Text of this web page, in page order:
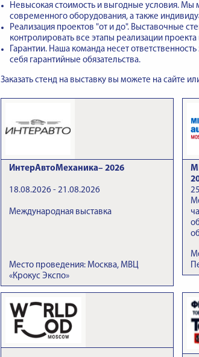
Невысокая стоимость и выгодные условия. Мы
современного оборудования, а также
Реализация проектов "от и до". Выставочные
контролировать все этапы реализации
Гарантии. Наша команда несет
себя гарантийные обязательства.
Заказать стенд на выставку вы можете на сайте
ИнтерАвтоМеханика– 2026
18.08.2026 - 21.08.2026
Международная выставка
Место проведения: Москва, МВЦ
«Крокус Экспо»